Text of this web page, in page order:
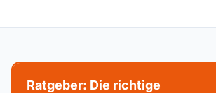
Ratgeber: Die richtige